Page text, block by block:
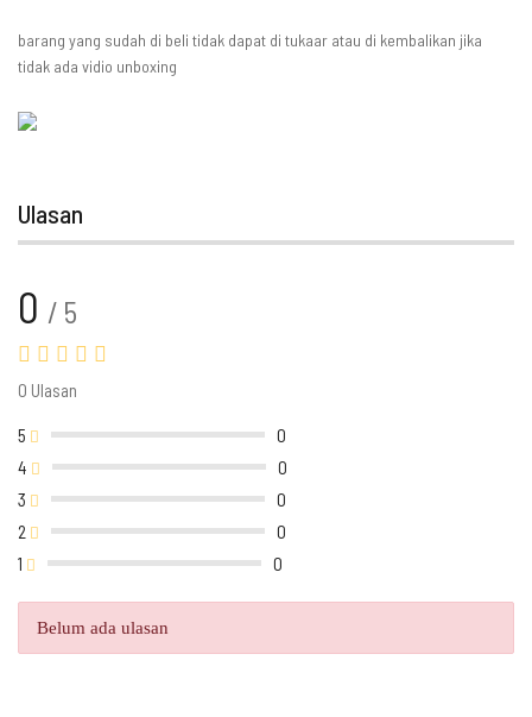
barang yang sudah di beli tidak dapat di tukaar atau di kembalikan jika
tidak ada vidio unboxing
Ulasan
0 / 5
0 Ulasan
5
0
4
0
3
0
2
0
1
0
Belum ada ulasan